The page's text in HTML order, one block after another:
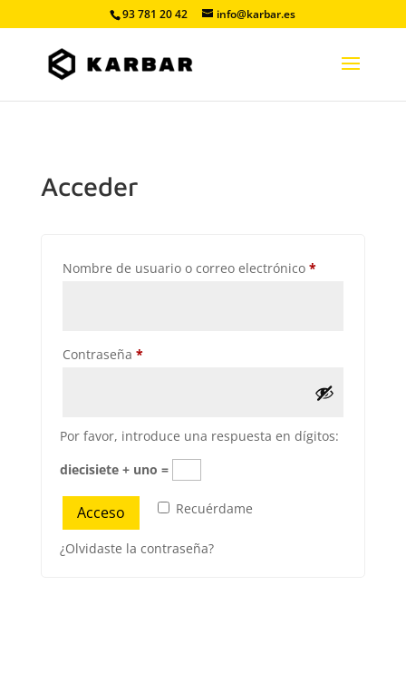
93 781 20 42 info@karbar.es
Acceder
Nombre de usuario o correo electrónico *Obligatorio
Contraseña *Obligatorio
Por favor, introduce una respuesta en dígitos:
diecisiete + uno =
Recuérdame
Acceso
¿Olvidaste la contraseña?